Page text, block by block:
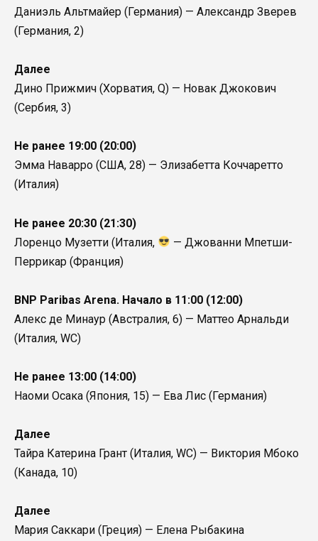
Даниэль Альтмайер (Германия) — Александр Зверев
(Германия, 2)
Далее
Дино Прижмич (Хорватия, Q) — Новак Джокович
(Сербия, 3)
Не ранее 19:00 (20:00)
Эмма Наварро (США, 28) — Элизабетта Коччаретто
(Италия)
Не ранее 20:30 (21:30)
Лоренцо Музетти (Италия,
— Джованни Мпетши-
Перрикар (Франция)
BNP Paribas Arena. Начало в 11:00 (12:00)
Алекс де Минаур (Австралия, 6) — Маттео Арнальди
(Италия, WC)
Не ранее 13:00 (14:00)
Наоми Осака (Япония, 15) — Ева Лис (Германия)
Далее
Тайра Катерина Грант (Италия, WC) — Виктория Мбоко
(Канада, 10)
Далее
Мария Саккари (Греция) — Елена Рыбакина